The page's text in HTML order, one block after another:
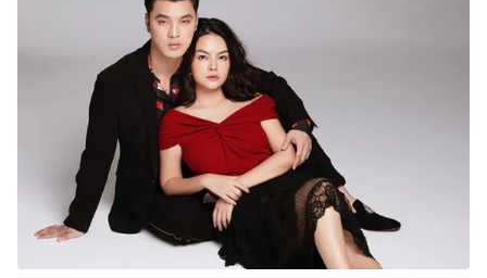
THỜI BÁO VTV
Theo dõi báo trên
Cơ quan chủ quản:Đài Truyền hình Việt Nam
Thời báo VTV